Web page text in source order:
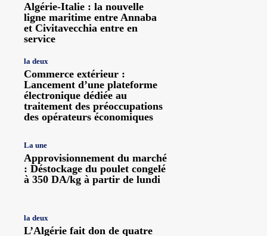
Algérie-Italie : la nouvelle
ligne maritime entre Annaba
et Civitavecchia entre en
service
la deux
Commerce extérieur :
Lancement d’une plateforme
électronique dédiée au
traitement des préoccupations
des opérateurs économiques
La une
Approvisionnement du marché
: Déstockage du poulet congelé
à 350 DA/kg à partir de lundi
la deux
L’Algérie fait don de quatre